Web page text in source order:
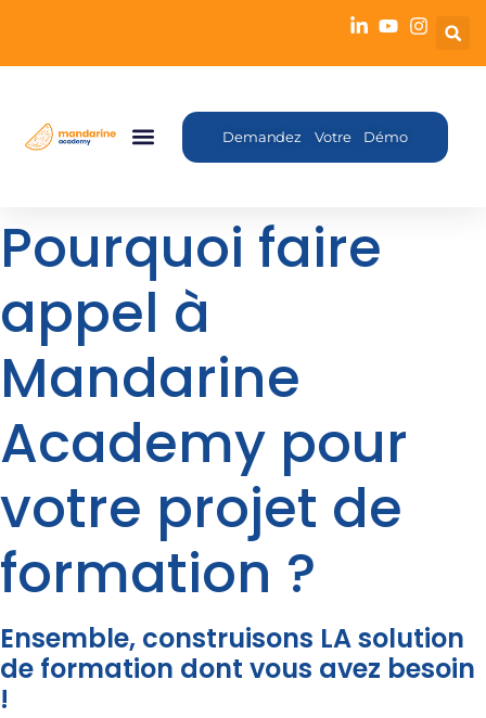
Demandez Votre Démo
Pourquoi faire
appel à
Mandarine
Academy pour
votre projet de
formation ?
Ensemble, construisons LA solution
de formation dont vous avez besoin
!